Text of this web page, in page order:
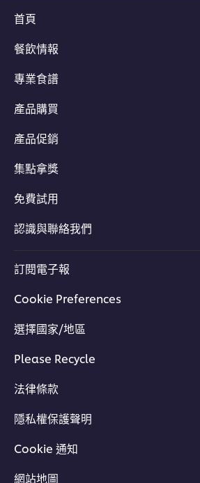
首頁
餐飲情報
專業食譜
產品購買
產品促銷
集點拿獎
免費試用
認識與聯絡我們
訂閱電子報
Cookie Preferences
選擇國家/地區
Please Recycle
法律條款
隱私權保護聲明
Cookie 通知
網站地圖